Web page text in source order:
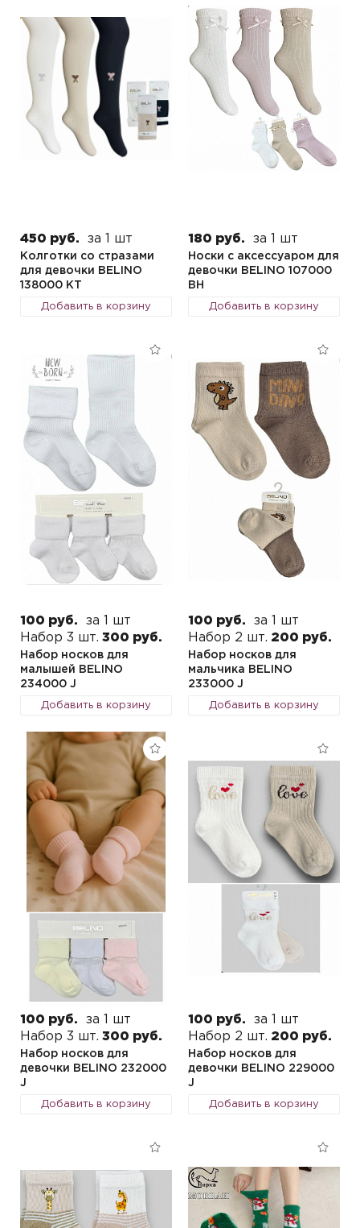
450 руб. за 1 шт
Колготки со стразами
для девочки BELINO
138000 KТ
Добавить в корзину
180 руб. за 1 шт
Носки с аксессуаром для
девочки BELINO 107000
BH
Добавить в корзину
100 руб.
за 1 шт
Набор 3 шт. 300 руб.
Набор носков для
малышей BELINO
234000 J
Добавить в корзину
100 руб.
за 1 шт
Набор 2 шт. 200 руб.
Набор носков для
мальчика BELINO
233000 J
Добавить в корзину
100 руб.
за 1 шт
Набор 3 шт. 300 руб.
Набор носков для
девочки BELINO 232000
J
Добавить в корзину
100 руб.
за 1 шт
Набор 2 шт. 200 руб.
Набор носков для
девочки BELINO 229000
J
Добавить в корзину